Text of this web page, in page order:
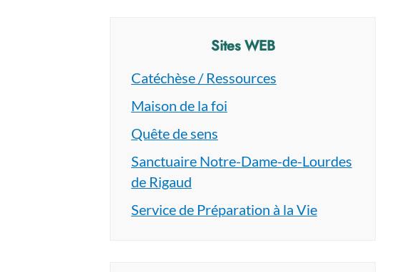
Sites WEB
Catéchèse / Ressources
Maison de la foi
Quête de sens
Sanctuaire Notre-Dame-de-Lourdes
de Rigaud
Service de Préparation à la Vie